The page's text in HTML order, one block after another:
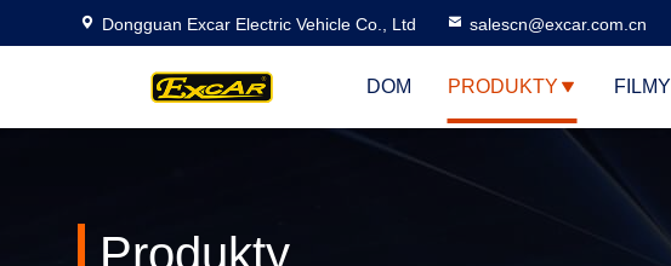
Dongguan Excar Electric Vehicle Co., Ltd salescn@excar.com.cn
DOM PRODUKTY FILMY
Produkty